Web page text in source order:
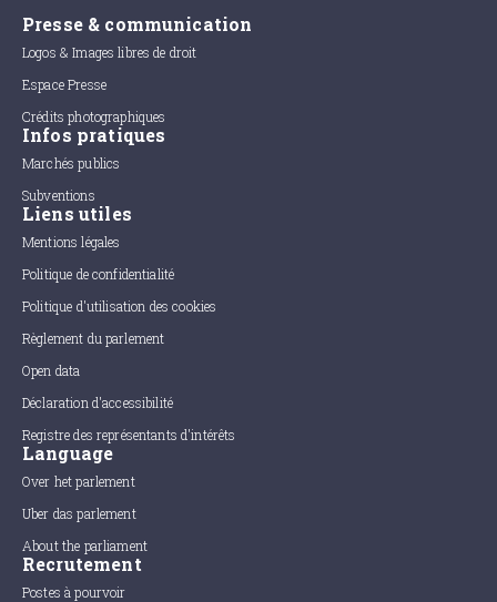
Presse & communication
Logos & Images libres de droit
Espace Presse
Crédits photographiques
Infos pratiques
Marchés publics
Subventions
Liens utiles
Mentions légales
Politique de confidentialité
Politique d'utilisation des cookies
Règlement du parlement
Open data
Déclaration d'accessibilité
Registre des représentants d'intérêts
Language
Over het parlement
Uber das parlement
About the parliament
Recrutement
Postes à pourvoir